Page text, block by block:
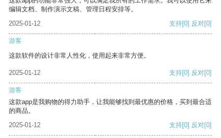
编辑文档、制作演示文稿、管理日程安排等。
2025-01-12
支持[0] 反对[0]
游客
这款软件的设计非常人性化，使用起来非常方便。
2025-01-12 支持[0] 反对[0]
游客
这款app是我购物的得力助手，让我能够找到最优惠的价格，买到最合适
的商品。
2025-01-12
支持[0] 反对[0]